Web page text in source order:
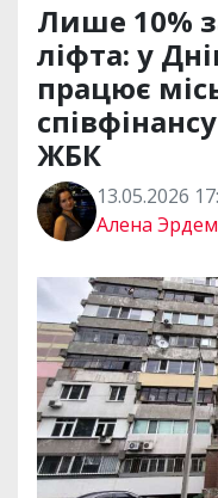
Лише 10%
ліфта: у
працює
ЖБК
13.05.2026
Алена Эрдем